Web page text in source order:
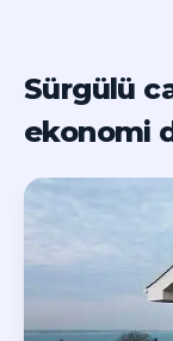
Sürgülü
ekonomi